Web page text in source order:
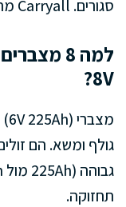
סגורים. Carryall מתאים לנסיעה בין מתחמים בכביש.
8V?
גולף ומשא. הם
תחזוקה.